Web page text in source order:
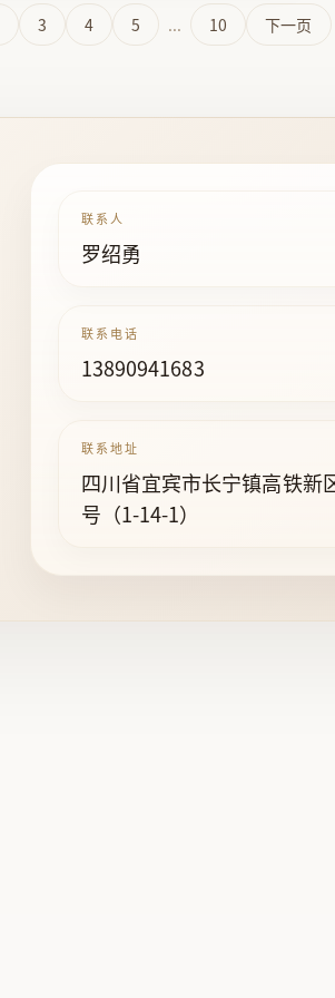
3 4 5 ... 10 下一页
联系人
罗绍勇
联系电话
13890941683
联系地址
四川省宜宾市长宁镇高铁新
号（1-14-1）